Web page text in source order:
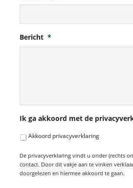
Bericht *
Ik ga akkoord met de
Akkoord privacyverklaring
De privacyverklaring vindt u onder (rechts
contact. Door dit vakje aan te vinken
doorgelezen en hiermee akkoord te gaan.